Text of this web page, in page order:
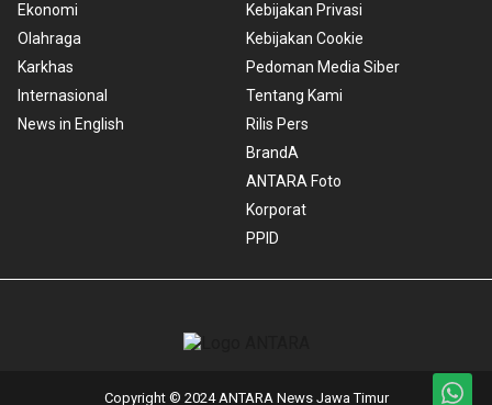
Ekonomi
Olahraga
Karkhas
Internasional
News in English
Kebijakan Privasi
Kebijakan Cookie
Pedoman Media Siber
Tentang Kami
Rilis Pers
BrandA
ANTARA Foto
Korporat
PPID
Copyright © 2024 ANTARA News Jawa Timur